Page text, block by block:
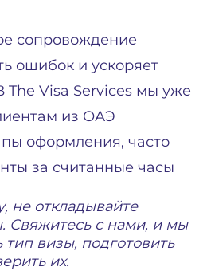
сопровождение
ошибок и ускоряет
The Visa Services мы уже
из ОАЭ
оформления, часто
за считанные часы
не откладывайте
Свяжитесь с нами, и мы
визы, подготовить
их.